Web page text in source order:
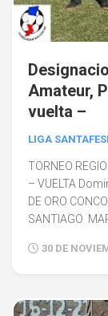
Amateur,
vuelta –
LIGA
TORNEO
– VUELTA
DE ORO
SANTIAGO
30 DE